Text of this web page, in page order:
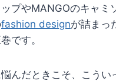
プやMANGOのキャミ
fashion designが詰まっ
です。
んだときこそ、こうい